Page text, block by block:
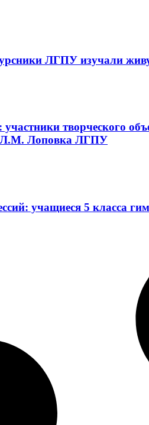
ЛГПУ изучали
творческого
Л.М. Лоповка ЛГПУ
учащиеся 5 класса